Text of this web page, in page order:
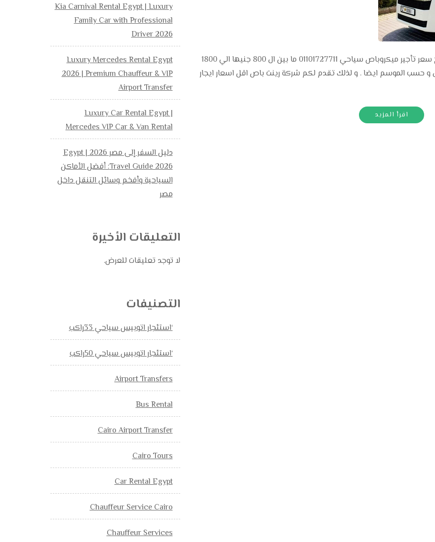
ميكروباص سياحي للايجار 旅遊小巴出租 . يتراوح سعر تأجير ميكروباص سياحي 01101727711 ما بين ال 800 جنيها الي 1800
حسب الموسم ايضا . و لذلك تقدم لكم شركة رينت باص اقل اسعار ايجار
اقرأ المزيد
Kia Carnival Rental Egypt | Luxury
Family Car with Professional
Driver 2026
Luxury Mercedes Rental Egypt
2026 | Premium Chauffeur & VIP
Airport Transfer
Luxury Car Rental Egypt |
Mercedes VIP Car & Van Rental
دليل السفر إلى مصر 2026 | Egypt
Travel Guide 2026: أفضل الأماكن
السياحية وأفخم وسائل التنقل داخل
مصر
التعليقات الأخيرة
لا توجد تعليقات للعرض.
التصنيفات
‘استئجار اتوبيس سياحي 33راكب
‘استئجار اتوبيس سياحي 50راكب
Airport Transfers
Bus Rental
Cairo Airport Transfer
Cairo Tours
Car Rental Egypt
Chauffeur Service Cairo
Chauffeur Services